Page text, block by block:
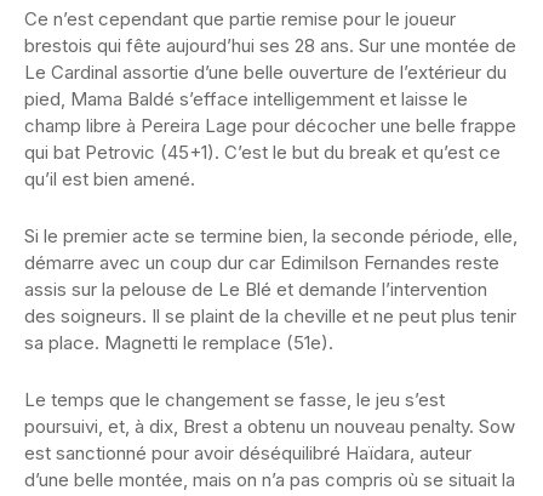
Ce n’est cependant que partie remise pour le joueur
brestois qui fête aujourd’hui ses 28 ans. Sur une montée de
Le Cardinal assortie d’une belle ouverture de l’extérieur du
pied, Mama Baldé s’efface intelligemment et laisse le
champ libre à Pereira Lage pour décocher une belle frappe
qui bat Petrovic (45+1). C’est le but du break et qu’est ce
qu’il est bien amené.
Si le premier acte se termine bien, la seconde période, elle,
démarre avec un coup dur car Edimilson Fernandes reste
assis sur la pelouse de Le Blé et demande l’intervention
des soigneurs. Il se plaint de la cheville et ne peut plus tenir
sa place. Magnetti le remplace (51e).
Le temps que le changement se fasse, le jeu s’est
poursuivi, et, à dix, Brest a obtenu un nouveau penalty. Sow
est sanctionné pour avoir déséquilibré Haïdara, auteur
d’une belle montée, mais on n’a pas compris où se situait la